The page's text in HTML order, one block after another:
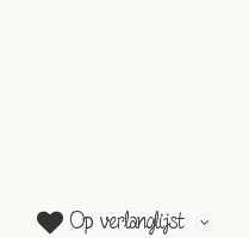
Op verlanglijst